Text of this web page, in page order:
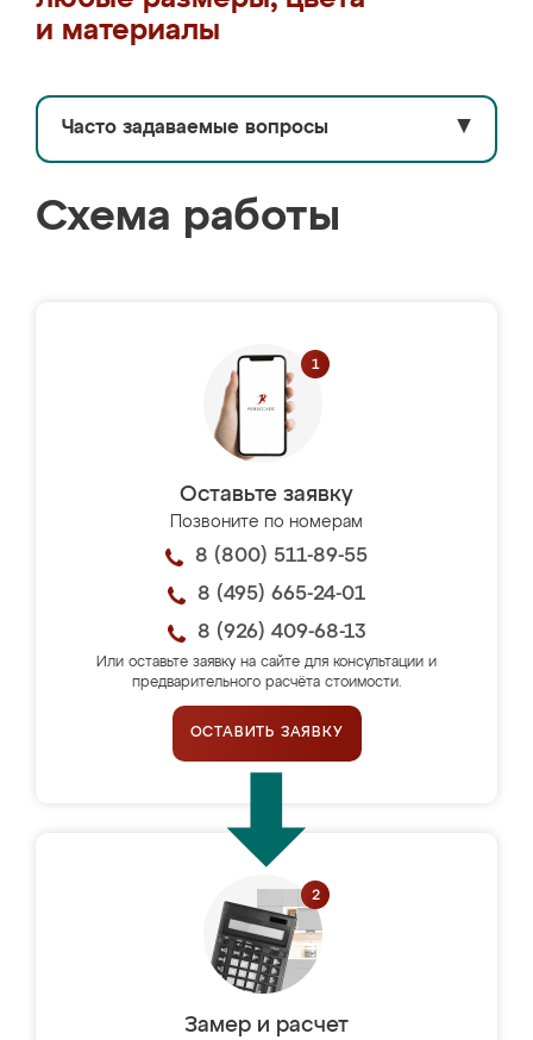
и материалы
Часто задаваемые вопросы ▼
Схема работы
Оставьте заявку
Позвоните по номерам
8 (800) 511-89-55
8 (495) 665-24-01
8 (926) 409-68-13
Или оставьте заявку на сайте для консультации и
предварительного расчёта стоимости.
ОСТАВИТЬ ЗАЯВКУ
Замер и расчет